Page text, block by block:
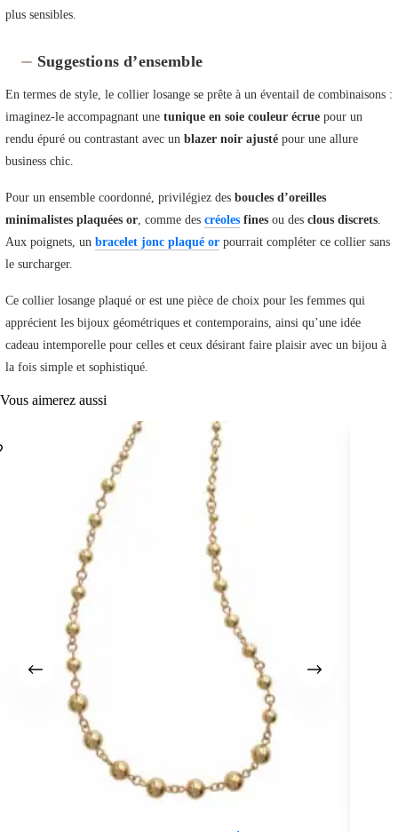
plus sensibles.
Suggestions d’ensemble
En termes de style, le collier losange se prête à un éventail de combinaisons :
imaginez-le accompagnant une tunique en soie couleur écrue pour un
rendu épuré ou contrastant avec un blazer noir ajusté pour une allure
business chic.
Pour un ensemble coordonné, privilégiez des boucles d’oreilles
minimalistes plaquées or , comme des créoles fines ou des clous discrets
Aux poignets, un bracelet jonc plaqué or pourrait compléter ce collier sans
le surcharger.
Ce collier losange plaqué or est une pièce de choix pour les femmes qui
apprécient les bijoux géométriques et contemporains, ainsi qu’une idée
cadeau intemporelle pour celles et ceux désirant faire plaisir avec un bijou à
la fois simple et sophistiqué.
Vous aimerez aussi